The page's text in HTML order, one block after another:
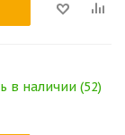
в наличии (52)